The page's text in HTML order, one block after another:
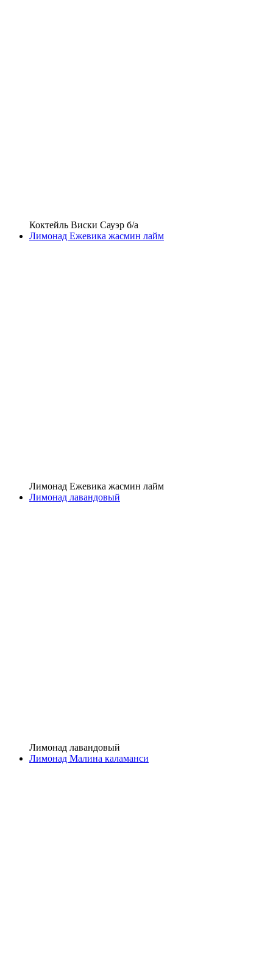
Коктейль Виски Сауэр б/а
Лимонад Ежевика жасмин лайм
Лимонад Ежевика жасмин лайм
Лимонад лавандовый
Лимонад лавандовый
Лимонад Малина каламанси